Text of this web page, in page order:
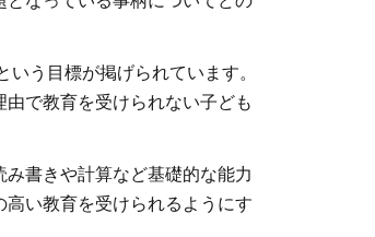
う目標が掲げられています。
で教育を受けられない子ども
書きや計算など基礎的な能力
い教育を受けられるようにす